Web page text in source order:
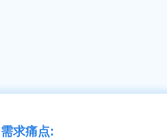
需求痛点: